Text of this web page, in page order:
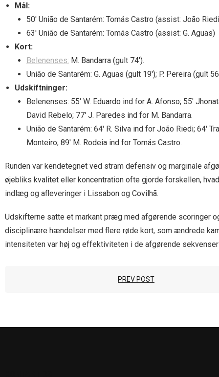
Mål:
50′ União de Santarém: Tomás Castro (assist: João
63′ União de Santarém: Tomás Castro (assist: G. Aguas)
Kort:
Belenenses: M. Bandarra (gult 74′).
União de Santarém: G. Aguas (gult 19′); P. Pereira (gult
Udskiftninger:
Belenenses: 55′ W. Eduardo ind for A. Afonso; 55′
David Rebelo; 77′ J. Paredes ind for M. Bandarra.
União de Santarém: 64′ R. Silva ind for João Riedi; 64′
Monteiro; 89′ M. Rodeia ind for Tomás Castro.
Runden var kendetegnet ved stram defensiv og marginale
øjebliks kvalitet eller koncentration ofte gjorde forskellen,
indlæg og afleveringer i Lissabon og Covilhã.
Udskifterne satte et markant præg med afgørende scoringer
disciplinære hændelser med flere røde kort, som ændrede
intensiteten var høj og effektiviteten i de afgørende
PREV POST